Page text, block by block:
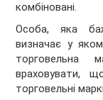
комбіновані.
Особа, яка
визначає у
торговельна
враховувати,
торговельні